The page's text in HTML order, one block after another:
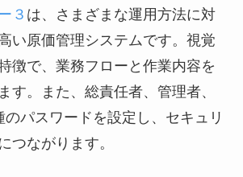
３ は、さまざまな運用方法に対
い原価管理システムです。視覚
徴で、業務フローと作業内容を
す。また、総責任者、管理者、
パスワードを設定し、セキュリ
つながります。